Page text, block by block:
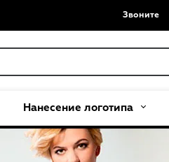
Звоните
Нанесение логотипа